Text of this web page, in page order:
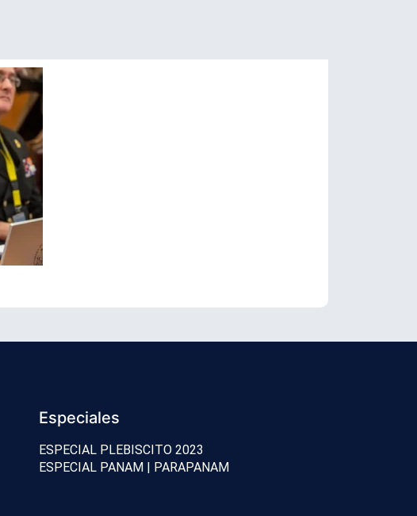
Especiales
ESPECIAL PLEBISCITO 2023
ESPECIAL PANAM | PARAPANAM